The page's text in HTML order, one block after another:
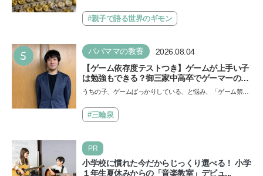
類…#親子で語る世界のギモン
5 パパママの教養 2026.08.04
【ゲーム依存度テストつき】ゲームが上手い子
は勉強もできる？御三家中高卒でゲーマーの医
師・阿部智史さんが教えるゲームしながら受験
うちの子、ゲームばっかりしている、と悩み、「ゲーム禁
も…#三輪泉
PR
小学校に慣れた今だからじっくり選べる！ 小学
１年生夏休みからの「音楽教室」デビュ...